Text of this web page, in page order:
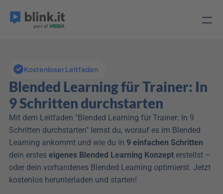
Kostenloser Leitfaden
Blended Learning für Trainer: In
9 Schritten durchstarten
Mit dem Leitfaden "Blended Learning für Trainer: In 9
Schritten durchstarten" lernst du, worauf es im Blended
Learning ankommt und wie du in 9 einfachen Schritten
dein erstes eigenes Blended Learning Konzept erstellst –
oder dein vorhandenes Blended Learning optimierst. Jetzt
kostenlos herunterladen und starten!